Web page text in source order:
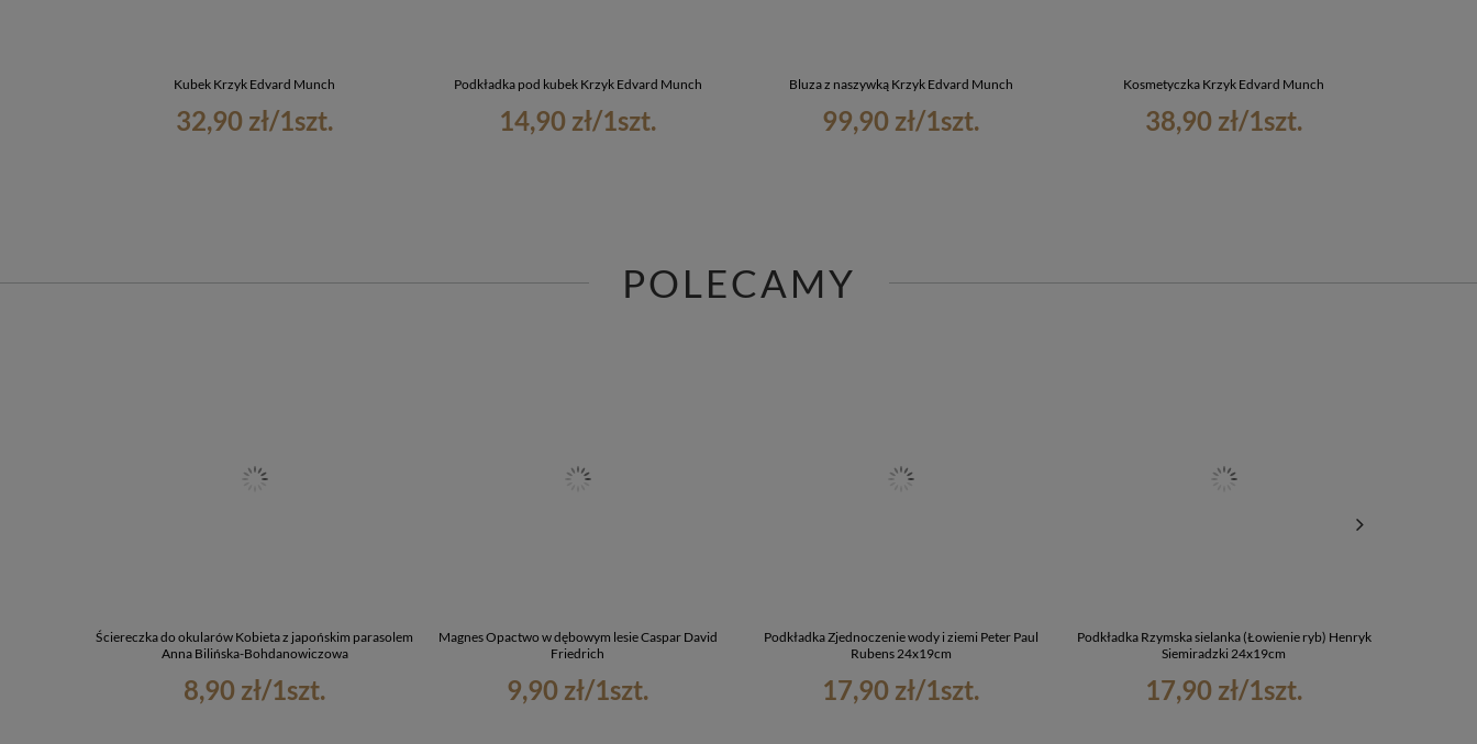
Kubek Krzyk Edvard Munch
32,90 zł/1szt.
Podkładka pod kubek Krzyk Edvard Munch
14,90 zł/1szt.
Bluza z naszywką Krzyk Edvard Munch
99,90 zł/1szt.
Kosmetyczka Krzyk Edvard Munch
38,90 zł/1szt.
POLECAMY
Ściereczka do okularów Kobieta z japońskim parasolem
Anna Bilińska-Bohdanowiczowa
8,90 zł/1szt.
Magnes Opactwo w dębowym lesie Caspar David
Friedrich
9,90 zł/1szt.
Podkładka Zjednoczenie wody i ziemi Peter Paul
Rubens 24x19cm
17,90 zł/1szt.
Podkładka Rzymska sielanka (Łowienie ryb) Henryk
Siemiradzki 24x19cm
17,90 zł/1szt.